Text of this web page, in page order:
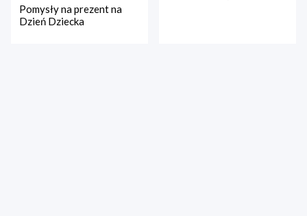
Pomysły na prezent na
Dzień Dziecka